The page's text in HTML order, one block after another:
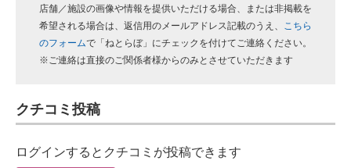
経営リーダーのコミュニティ
マーケ×ITの今がよく分かる
店舗／施設の画像や情報を提供いただける場合、または非掲載を
希望される場合は、返信用のメールアドレス記載のうえ、
こちら
のフォームで「ねとらぼ」にチェックを付けてご連絡ください。
※ご連絡は直接のご関係者様からのみとさせていただきます
クチコミ投稿
ログインするとクチコミが投稿できます